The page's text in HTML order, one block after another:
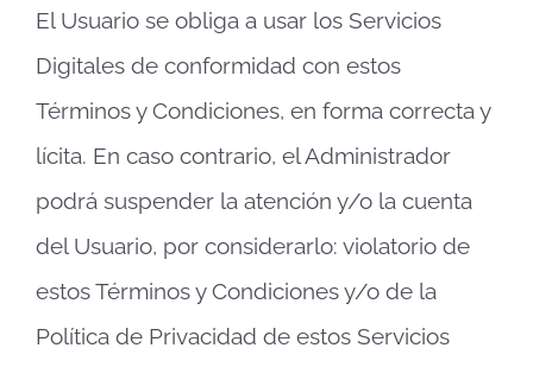
El Usuario se obliga a usar los Servicios
Digitales de conformidad con estos
Términos y Condiciones, en forma correcta y
lícita. En caso contrario, el Administrador
podrá suspender la atención y/o la cuenta
del Usuario, por considerarlo: violatorio de
estos Términos y Condiciones y/o de la
Política de Privacidad de estos Servicios